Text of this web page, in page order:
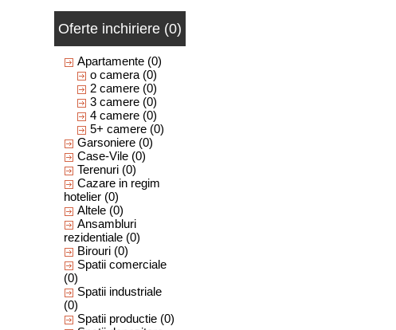
Oferte inchiriere (0)
Apartamente(0)
o camera(0)
2 camere(0)
3 camere(0)
4 camere(0)
5+ camere(0)
Garsoniere(0)
Case-Vile(0)
Terenuri(0)
Cazare in regim
hotelier(0)
Altele(0)
Ansambluri
rezidentiale(0)
Birouri(0)
Spatii comerciale
(0)
Spatii industriale
(0)
Spatii productie(0)